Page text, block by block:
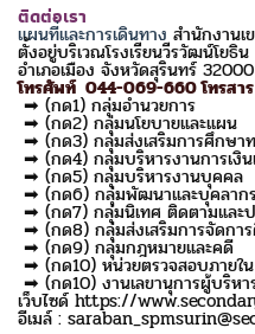
ติดต่อเรา
แผนที่และการเดินทาง สำนักงาน
ตั้งอยู่บริเวณโรงเรียนวีรวัฒน์โย
อำเภอเมือง จังหวัดสุรินทร์ 32000
โทรศัพท์ 044-069-660 โทรส
➡ (กด1) กลุ่มอำนวยการ
➡ (กด2) กลุ่มนโยบายและแผน
➡ (กด3) กลุ่มส่งเสริมการศึกษา
➡ (กด4) กลุ่มบริหารงานการเงิ
➡ (กด5) กลุ่มบริหารงานบุคคล
➡ (กด6) กลุ่มพัฒนาและบุคลาก
➡ (กด7) กลุ่มนิเทศ ติดตามและป
➡ (กด8) กลุ่มส่งเสริมการจัดกา
➡ (กด9) กลุ่มกฎหมายและคดี
➡ (กด10) หน่วยตรวจสอบภายใน
➡ (กด10) งานเลขานุการผู้บริหา
เว็บไซด์ https://
อีเมล์ :